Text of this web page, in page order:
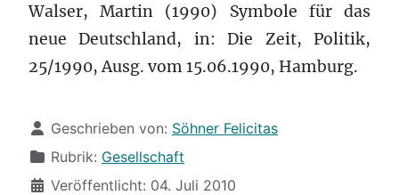
Walser, Martin (1990) Symbole für das
neue Deutschland, in: Die Zeit, Politik,
25/1990, Ausg. vom 15.06.1990, Hamburg.
Details
Geschrieben von: Söhner Felicitas
Rubrik: Gesellschaft
Veröffentlicht: 04. Juli 2010